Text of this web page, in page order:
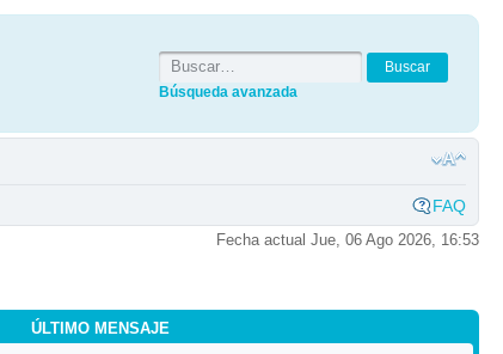
Búsqueda avanzada
FAQ
Fecha actual Jue, 06 Ago 2026, 16:53
ÚLTIMO MENSAJE